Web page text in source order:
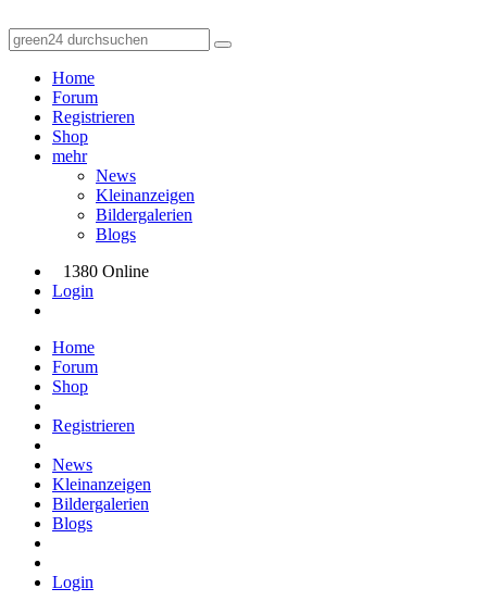
Home
Forum
Registrieren
Shop
mehr
News
Kleinanzeigen
Bildergalerien
Blogs
1380 Online
Login
Home
Forum
Shop
Registrieren
News
Kleinanzeigen
Bildergalerien
Blogs
Login